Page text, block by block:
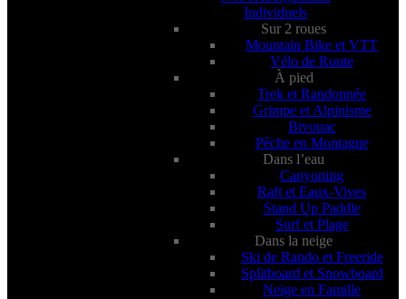
Individuels
Sur 2 roues
Mountain Bike et VTT
Vélo de Route
À pied
Trek et Randonnée
Grimpe et Alpinisme
Bivouac
Pêche en Montagne
Dans l’eau
Canyoning
Raft et Eaux-Vives
Stand Up Paddle
Surf et Plage
Dans la neige
Ski de Rando et Freeride
Splitboard et Snowboard
Neige en Famille